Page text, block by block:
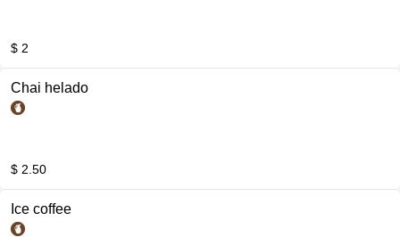
$ 2
Chai helado
$ 2.50
Ice coffee